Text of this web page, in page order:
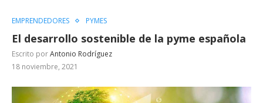
EMPRENDEDORES PYMES
El desarrollo sostenible de la pyme española
Escrito porAntonio Rodríguez
18 noviembre, 2021